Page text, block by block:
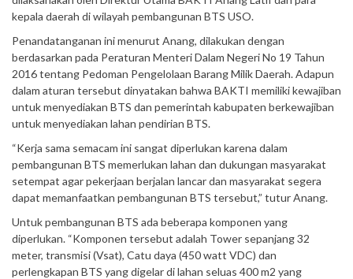
kepala daerah di wilayah pembangunan BTS USO.
Penandatanganan ini menurut Anang, dilakukan dengan
berdasarkan pada Peraturan Menteri Dalam Negeri No 19 Tahun
2016 tentang Pedoman Pengelolaan Barang Milik Daerah. Adapun
dalam aturan tersebut dinyatakan bahwa BAKTI memiliki kewajiban
untuk menyediakan BTS dan pemerintah kabupaten berkewajiban
untuk menyediakan lahan pendirian BTS.
“Kerja sama semacam ini sangat diperlukan karena dalam
pembangunan BTS memerlukan lahan dan dukungan masyarakat
setempat agar pekerjaan berjalan lancar dan masyarakat segera
dapat memanfaatkan pembangunan BTS tersebut,” tutur Anang.
Untuk pembangunan BTS ada beberapa komponen yang
diperlukan. “Komponen tersebut adalah Tower sepanjang 32
meter, transmisi (Vsat), Catu daya (450 watt VDC) dan
perlengkapan BTS yang digelar di lahan seluas 400 m2 yang